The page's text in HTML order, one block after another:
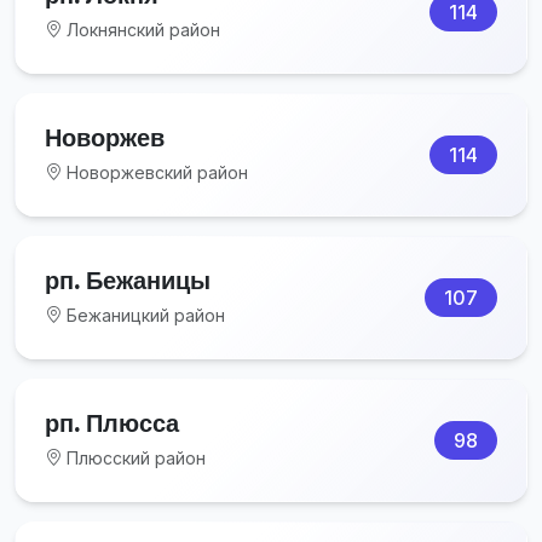
Локнянский район
114
Новоржев
Новоржевский район
114
рп. Бежаницы
Бежаницкий район
107
рп. Плюсса
Плюсский район
98